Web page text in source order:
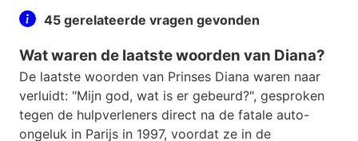
45 gerelateerde vragen gevonden
Wat waren de laatste woorden van Diana?
De laatste woorden van Prinses Diana waren naar
verluidt: "Mijn god, wat is er gebeurd?", gesproken
tegen de hulpverleners direct na de fatale auto-
ongeluk in Parijs in 1997, voordat ze in de